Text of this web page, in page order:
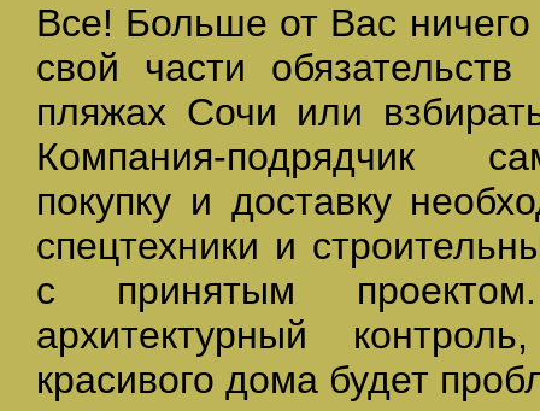
Все! Больше от Вас
свой части
пляжах Сочи или
Компания-подрядчик
покупку и доставку
спецтехники и
с принятым
архитектурный
красивого дома будет